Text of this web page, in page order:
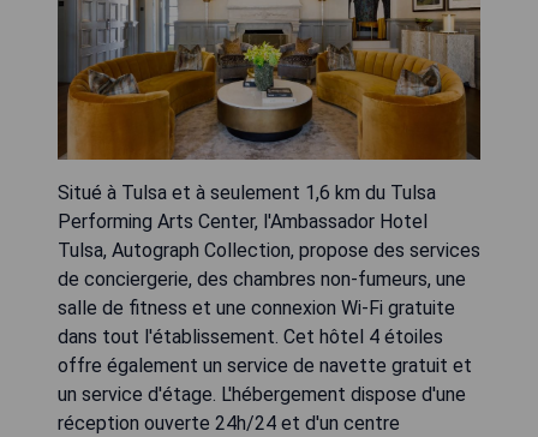
Situé à Tulsa et à seulement 1,6 km du Tulsa
Performing Arts Center, l'Ambassador Hotel
Tulsa, Autograph Collection, propose des services
de conciergerie, des chambres non-fumeurs, une
salle de fitness et une connexion Wi-Fi gratuite
dans tout l'établissement. Cet hôtel 4 étoiles
offre également un service de navette gratuit et
un service d'étage. L'hébergement dispose d'une
réception ouverte 24h/24 et d'un centre